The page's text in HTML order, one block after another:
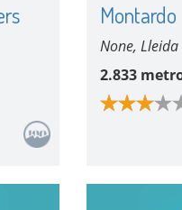
Montardo
None, Lleida
2.833